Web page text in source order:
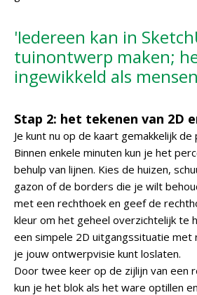
'Iedereen kan in
tuinontwerp maken;
ingewikkeld als
Stap 2: het tekenen van 2D
Je kunt nu op de kaart gemakkelijk de
Binnen enkele minuten kun je het
behulp van lijnen. Kies de huizen,
gazon of de borders die je wilt
met een rechthoek en geef de
kleur om het geheel overzichtelijk te
een simpele 2D uitgangssituatie met
je jouw ontwerpvisie kunt loslaten.
Door twee keer op de zijlijn van een
kun je het blok als het ware optillen